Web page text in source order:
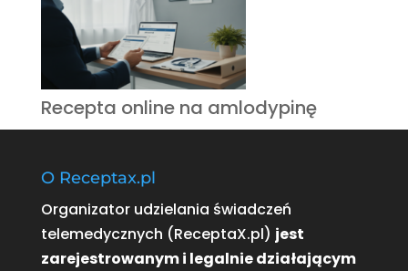
Recepta online na amlodypinę
O Receptax.pl
Organizator udzielania świadczeń
telemedycznych (ReceptaX.pl) jest
zarejestrowanym i legalnie działającym